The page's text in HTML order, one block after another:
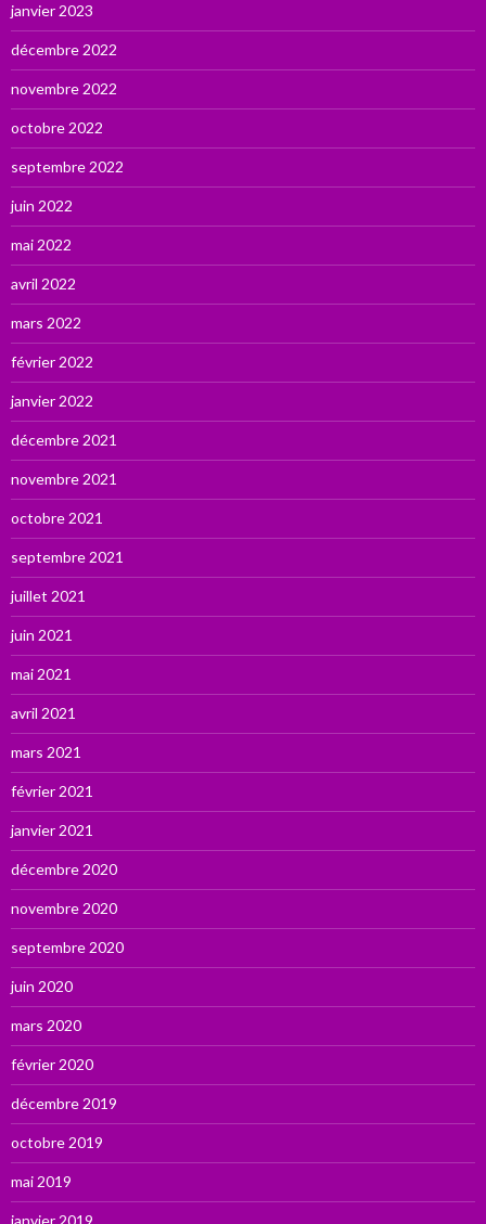
janvier 2023
décembre 2022
novembre 2022
octobre 2022
septembre 2022
juin 2022
mai 2022
avril 2022
mars 2022
février 2022
janvier 2022
décembre 2021
novembre 2021
octobre 2021
septembre 2021
juillet 2021
juin 2021
mai 2021
avril 2021
mars 2021
février 2021
janvier 2021
décembre 2020
novembre 2020
septembre 2020
juin 2020
mars 2020
février 2020
décembre 2019
octobre 2019
mai 2019